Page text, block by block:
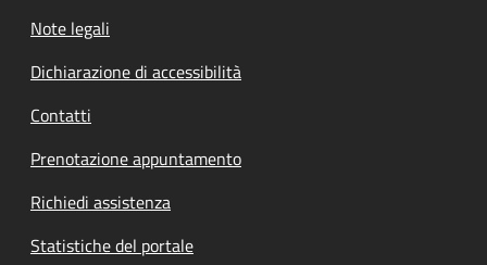
Note legali
Dichiarazione di accessibilità
Contatti
Prenotazione appuntamento
Richiedi assistenza
Statistiche del portale